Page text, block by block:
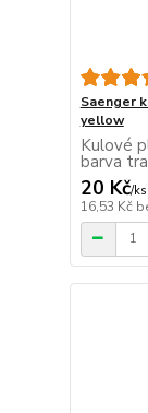
Saenger
yellow
Kulové
barva
20 Kč/ks
16,53 Kč